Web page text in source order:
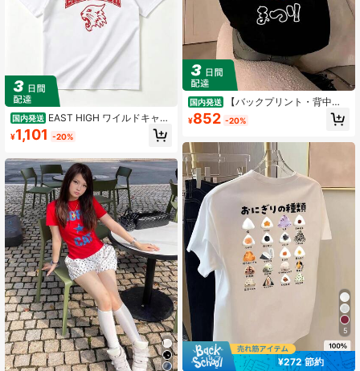
国内発送 EAST HIGH ワイルドキャッ
ツ Tシャツ - カレッジ風ロゴ 半袖 綿
100% 通気性抜群 柔らか素材 夏服 カ
ムウェア お揃い ペアルック プレゼ
ント メンズ レディース
¥1,101 -20%
国内発送
【バックプリント・背中
側】祭 まつり（筆文字）日の丸 お祭
り 衣装 体育祭 文化祭 イベント 面白
¥852 -20%
5
¥272 節約